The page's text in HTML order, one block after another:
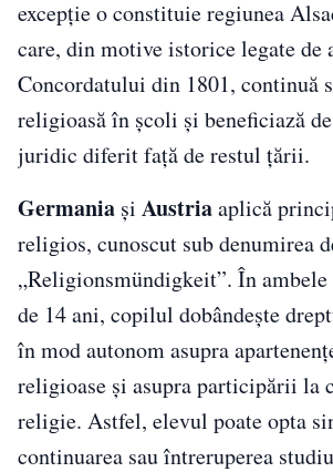
excepție o constituie regiunea
care, din motive istorice legate de
Concordatului din 1801, continuă
religioasă în școli și beneficiază
juridic diferit față de restul țării.
Germania și Austriaaplică
religios, cunoscut sub denumirea
„Religionsmündigkeit”. În ambele
de 14 ani, copilul dobândește
în mod autonom asupra
religioase și asupra participării la
religie. Astfel, elevul poate opta
continuarea sau întreruperea